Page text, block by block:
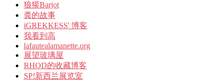
狼獾Barjot
粪的故事
iGREKKESS' 博客
我看到高
lafautealamanette.org
展望玻璃屋
RHOD的收藏博客
SP!新西兰展览室